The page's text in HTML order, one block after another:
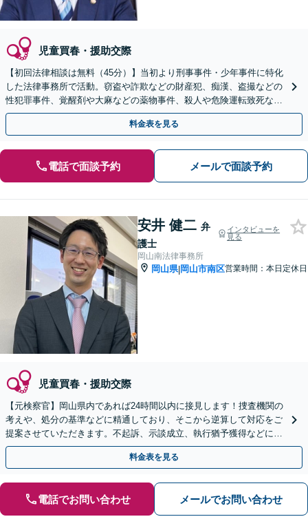
児童買春・援助交際
【初回法律相談は無料（45分）】当初より刑事事件・少年事件に特化
した法律事務所で活動。窃盗や詐欺などの財産犯、痴漢、盗撮などの
性犯罪事件、覚醒剤や大麻などの薬物事件、殺人や危険運転致死など
の裁判員裁判事件等、豊富な実績。
料金表を見る
電話で面談予約 メールで面談予約
安井 健二 弁
護士
インタビューを
見る
岡山南法律事務所
岡山県|岡山市南区営業時間：本日定休日
児童買春・援助交際
【元検察官】岡山県内であれば24時間以内に接見します！捜査機関の
考えや、処分の基準などに精通しており、そこから逆算して対応をご
提案させていただきます。不起訴、示談成立、執行猶予獲得などに向
け、スムーズに対応【夜間面談可｜駐車場完備】
料金表を見る
電話でお問い合わせ メールでお問い合わせ